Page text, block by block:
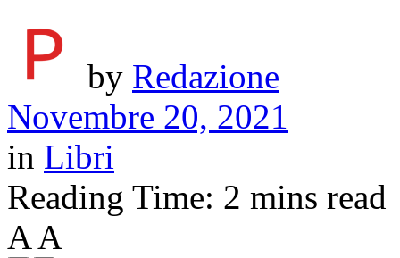
by Redazione
Novembre 20, 2021
in Libri
Reading Time: 2 mins read
A A